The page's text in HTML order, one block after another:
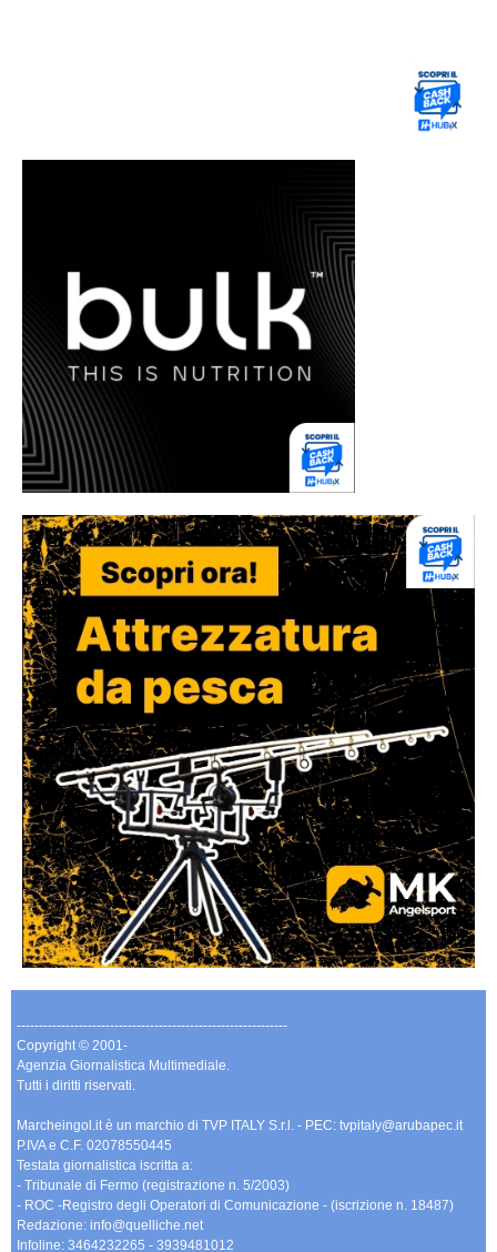
-------------------------------------------------------------
Copyright © 2001-
Agenzia Giornalistica Multimediale.
Tutti i diritti riservati.
Marcheingol.it è un marchio di TVP ITALY S.r.l. - PEC: tvpitaly@arubapec.it
P.IVA e C.F. 02078550445
Testata giornalistica iscritta a:
- Tribunale di Fermo (registrazione n. 5/2003)
- ROC -Registro degli Operatori di Comunicazione - (iscrizione n. 18487)
Redazione: info@quelliche.net
Infoline: 3464232265 - 3939481012